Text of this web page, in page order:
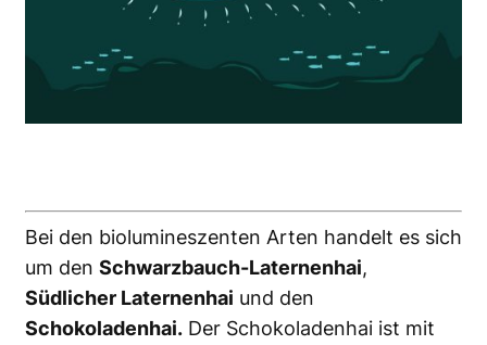
Bei den biolumineszenten Arten handelt es sich
um den Schwarzbauch-Laternenhai,
Südlicher Laternenhai und den
Schokoladenhai. Der Schokoladenhai ist mit